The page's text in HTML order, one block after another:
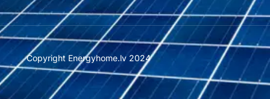
Copyright Energyhome.lv 2024